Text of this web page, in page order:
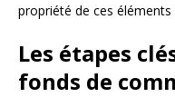
propriété de ces
Les étapes
fonds de